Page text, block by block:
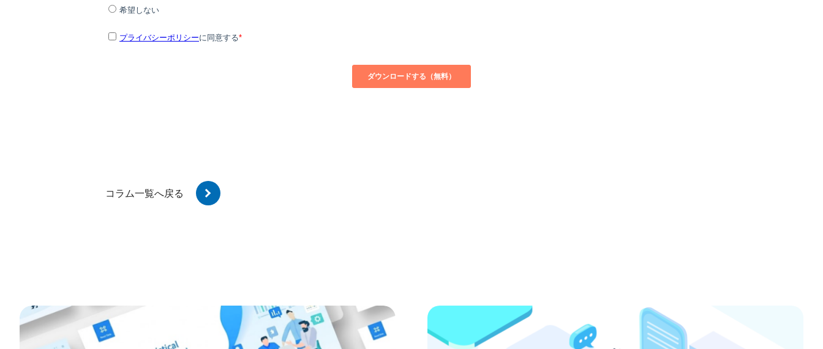
コラム一覧へ戻る